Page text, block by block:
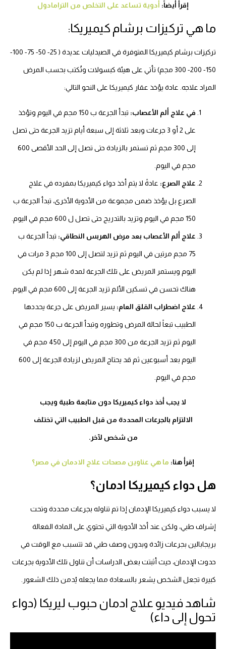
إقرأ أيضاً: أدوية تساعد على التخلص من الترامادول
ما هي تركيزات برشام كيميريكا:
تركيزات برشام كيميريكا المتوفرة في الصيدليات عديدة ( 25- 50- 75- 100-
150- 200- 300 مجم) تأتي على هيئة كبسولات وتُكتب بحسب المرض
المراد علاجه. عادة يؤخذ عقار كيميريكا على النحو التالي:
في علاج ألم الأعصاب: تبدأ الجرعة ب 150 مجم في اليوم وتؤخذ
على 2 أو 3 جرعات وبعد ثلاثة إلى سبعة أيام تزيد الجرعة حتى تصل
إلى 300 مجم ثم تستمر بالزيادة حتى تصل إلى الحد الأقصى 600
مجم في اليوم.
علاج الصرع: عادةً لا يتم أخذ دواء كيميريكا بمفرده في علاج
الصرع بل يؤخذ ضمن مجموعة من الأدوية الأخرى، تبدأ الجرعة ب
150 مجم في اليوم وتزيد بالتدريج حتى تصل ل 600 مجم في اليوم.
علاج ألم الأعصاب بعد مرض الهربس النطاقي: تبدأ الجرعة ب
75 مجم مرتين في اليوم ثم تزيد لتصل إلى 100 مجم 3 مرات في
اليوم ويستمر المريض على تلك الجرعة لمدة شهر إذا لم يكن
هناك تحسن في تسكين الألم تزيد الجرعة إلى 600 مجم في اليوم.
علاج اضطراب القلق العام: يسير المريض على جرعة يحددها
الطبيب تبعاً لحالة المرض وتطوره وتبدأ الجرعة ب 150 مجم في
اليوم ثم تزيد الجرعة من 300 مجم في اليوم إلى 450 مجم في
اليوم بعد أسبوعين ثم قد يحتاج المريض لزيادة الجرعة إلى 600
مجم في اليوم.
لا يجب أخذ دواء كيميريكا دون متابعة طبية ويجب
الالتزام بالجرعات المحددة من قبل الطبيب التي تختلف
من شخص لآخر.
إقرأ هنا: ما هي عناوين مصحات علاج الادمان في مصر؟
هل دواء كيميريكا ادمان؟
لا يسبب دواء كيميريكا الإدمان إذا تم تناوله بجرعات محددة وتحت
إشراف طبي، ولكن عند أخذ الأدوية التي تحتوي على المادة الفعالة
بريجابالين بجرعات زائدة وبدون وصف طبي قد تتسبب مع الوقت في
حدوث الإدمان، حيث أثبتت بعض الدراسات أن تناول تلك الأدوية بجرعات
كبيرة تجعل الشخص يشعر بالسعادة مما يجعله يُدمن ذلك الشعور.
شاهد فيديو علاج ادمان حبوب ليريكا (دواء
تحول إلى داء)